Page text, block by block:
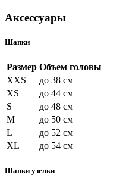
Аксессуары
Шапки
Размер Объем головы
XXS
до 38 см
XS
до 44 см
S
до 48 см
M
до 50 см
L
до 52 см
XL
до 54 см
Шапки узелки